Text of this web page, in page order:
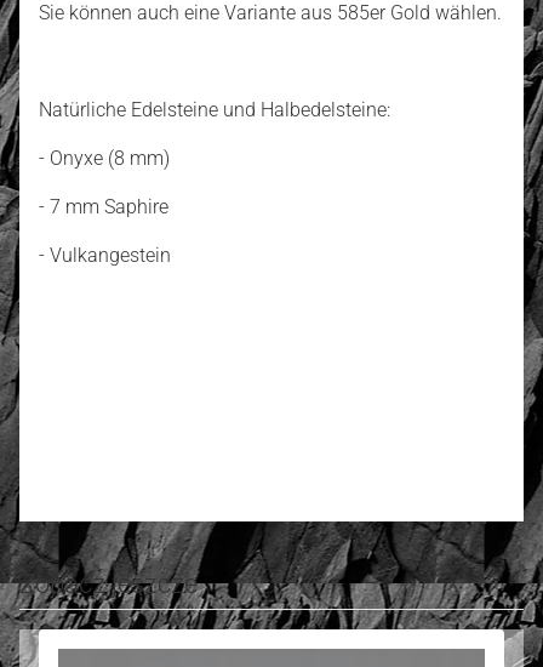
Sie können auch eine Variante aus 585er Gold wählen.
Natürliche Edelsteine und Halbedelsteine:
- Onyxe (8 mm)
- 7 mm Saphire
- Vulkangestein
Zobacz jeszcze